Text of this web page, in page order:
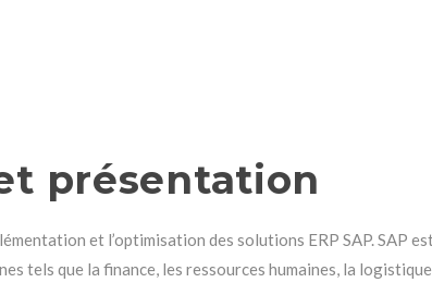
présentation
et l’optimisation des solutions ERP SAP. SAP
tels que la finance, les ressources humaines, la